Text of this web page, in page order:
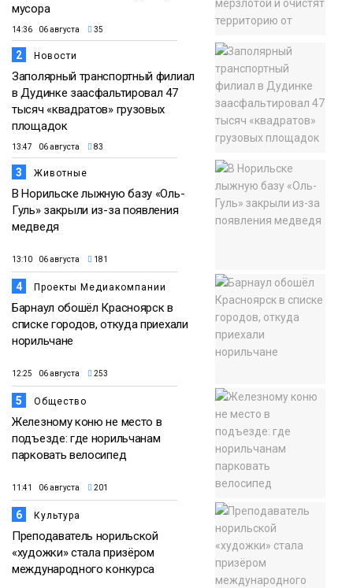
мусора
14:36 06 августа 35
2 Новости
Заполярный транспортный филиал
в Дудинке заасфальтировал 47
тысяч «квадратов» грузовых
площадок
13:47 06 августа 83
3 Животные
В Норильске лыжную базу «Оль-
Гуль» закрыли из-за появления
медведя
13:10 06 августа 181
4 Проекты Медиакомпании
Барнаул обошёл Красноярск в
списке городов, откуда приехали
норильчане
12:25 06 августа 253
5 Общество
Железному коню не место в
подъезде: где норильчанам
парковать велосипед
11:41 06 августа 201
6 Культура
Преподаватель норильской
«художки» стала призёром
международного конкурса